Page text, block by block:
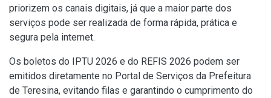
priorizem os canais digitais, já que a maior parte dos
serviços pode ser realizada de forma rápida, prática e
segura pela internet.
Os boletos do IPTU 2026 e do REFIS 2026 podem ser
emitidos diretamente no Portal de Serviços da Prefeitura
de Teresina, evitando filas e garantindo o cumprimento do